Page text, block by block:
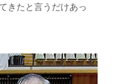
きたと言うだけあっ